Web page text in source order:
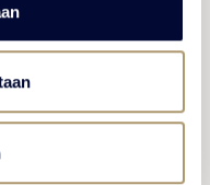
een verjaardag,
u op zoek naar een
een
Wij denken graag
samenzijn te